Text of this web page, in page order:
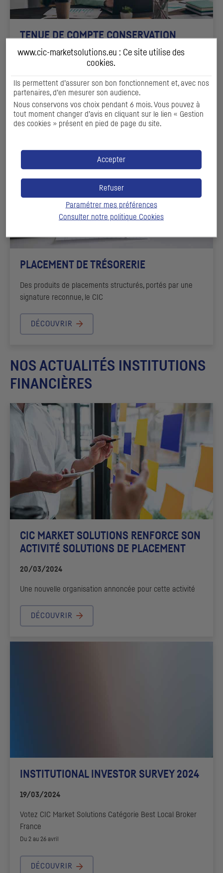
TENUE DE COMPTE CONSERVATION
Notre cœur d’expertise sur les métiers du titre, pour le
compte des sociétés de gestion ou des investisseurs
institutionnels
DÉCOUVRIR
PLACEMENT DE TRÉSORERIE
Des produits de placements structurés, portés par une
signature reconnue, le CIC
DÉCOUVRIR
NOS ACTUALITÉS INSTITUTIONS
FINANCIÈRES
CIC MARKET SOLUTIONS RENFORCE SON
ACTIVITÉ SOLUTIONS DE PLACEMENT
20/03/2024
Une nouvelle organisation annoncée pour cette activité
DÉCOUVRIR
INSTITUTIONAL INVESTOR SURVEY 2024
19/03/2024
Votez CIC Market Solutions Catégorie Best Local Broker
France
Du 2 au 26 avril
DÉCOUVRIR
www.cic-marketsolutions.eu : Ce site utilise des
cookies.
Ils permettent d’assurer son bon fonctionnement et, avec nos
partenaires, d’en mesurer son audience.
Nous conservons vos choix pendant 6 mois. Vous pouvez à
tout moment changer d’avis en cliquant sur le lien « Gestion
des cookies » présent en pied de page du site.
Accepter
Refuser
Paramétrer mes préférences
Consulter notre politique Cookies